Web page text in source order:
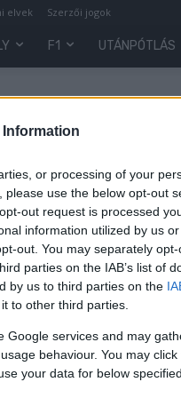
Information
or processing of your
use the below opt-out
out request is processed
information utilized by us
out. You may separately
parties on the IAB’s list of
by us to third parties on the
to other third parties.
Google services and may
behaviour. You may
your data for below
elvek Szerzői jogok
F1 UTÁNPÓTLÁS
áll a Magyar
0